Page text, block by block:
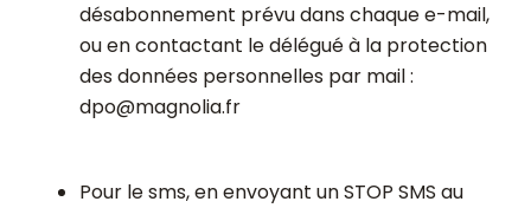
désabonnement prévu dans chaque e-mail,
ou en contactant le délégué à la protection
des données personnelles par mail :
dpo@magnolia.fr
Pour le sms, en envoyant un STOP SMS au